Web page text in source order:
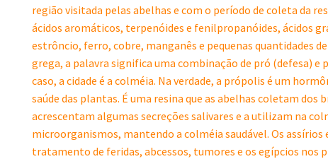
região visitada pelas abelhas e com o período de coleta da
ácidos aromáticos, terpenóides e fenilpropanóides, ácidos
estrôncio, ferro, cobre, manganês e pequenas quantidades
grega, a palavra significa uma combinação de pró (defesa) e
caso, a cidade é a colméia. Na verdade, a própolis é um
saúde das plantas. É uma resina que as abelhas coletam dos
acrescentam algumas secreções salivares e a utilizam na
microorganismos, mantendo a colméia saudável. Os assírios
tratamento de feridas, abcessos, tumores e os egípcios nos